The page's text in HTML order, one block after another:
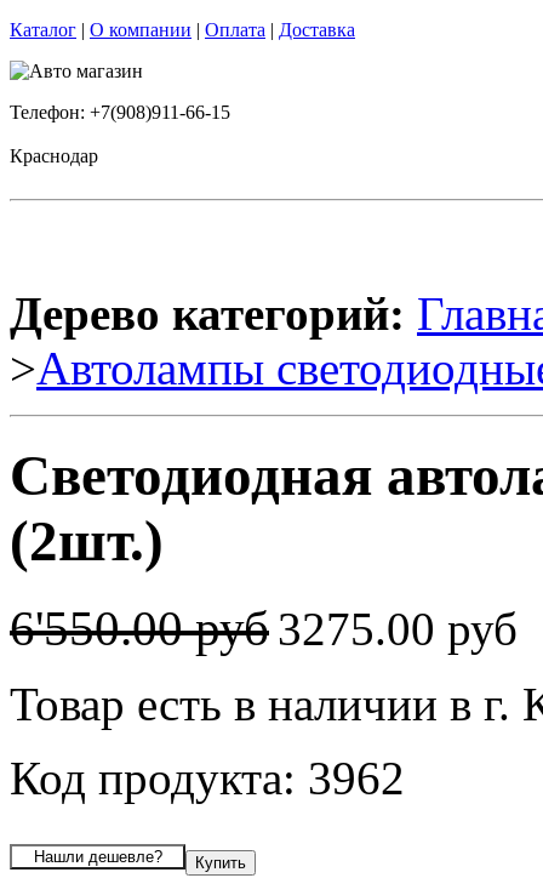
Каталог | О компании | Оплата | Доставка
Телефон: +7(908)911-66-15
Краснодар
Дерево категорий:
>Автолампы
Светодиодная
(2шт.)
6'550.00 руб3275.00 руб
Товар есть в наличии в г.
Код продукта: 3962